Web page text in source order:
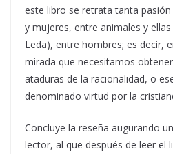
este libro se retrata tanta
y mujeres, entre animales y
Leda), entre hombres; es decir,
mirada que necesitamos
ataduras de la racionalidad, o
denominado virtud por la
Concluye la reseña augurando
lector, al que después de leer el